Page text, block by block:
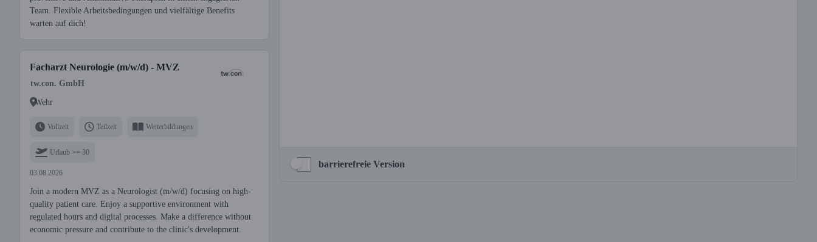
Team. Flexible Arbeitsbedingungen und vielfältige Benefits
warten auf dich!
Facharzt Neurologie (m/w/d) - MVZ
tw.con. GmbH
Wehr
Vollzeit Teilzeit Weiterbildungen
Urlaub >= 30
03.08.2026
Join a modern MVZ as a Neurologist (m/w/d) focusing on high-
quality patient care. Enjoy a supportive environment with
regulated hours and digital processes. Make a difference without
economic pressure and contribute to the clinic's development.
barrierefreie Version